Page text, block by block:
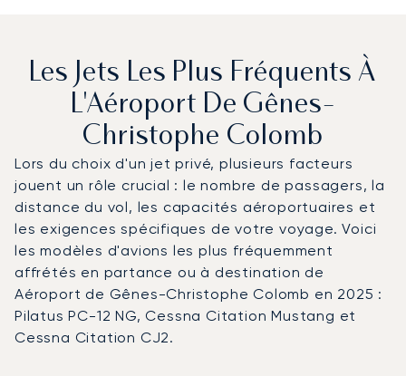
Les Jets Les Plus Fréquents À
L'Aéroport De Gênes-
Christophe Colomb
Lors du choix d'un jet privé, plusieurs facteurs
jouent un rôle crucial : le nombre de passagers, la
distance du vol, les capacités aéroportuaires et
les exigences spécifiques de votre voyage. Voici
les modèles d'avions les plus fréquemment
affrétés en partance ou à destination de
Aéroport de Gênes-Christophe Colomb en 2025 :
Pilatus PC-12 NG, Cessna Citation Mustang et
Cessna Citation CJ2.